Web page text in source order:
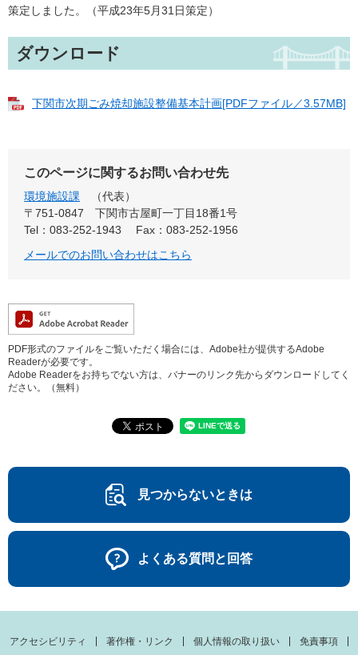
策定しました。（平成23年5月31日策定）
ダウンロード
下関市次期ごみ焼却施設整備基本計画[PDFファイル／3.57MB]
このページに関するお問い合わせ先
環境施設課
代表
〒751-0847
下関市古屋町一丁目18番1号
Tel：083-252-1943
Fax：083-252-1956
メールでのお問い合わせはこちら
PDF形式のファイルをご覧いただく場合には、Adobe社が提供するAdobe
Readerが必要です。
Adobe Readerをお持ちでない方は、バナーのリンク先からダウンロードしてく
ださい。（無料）
見つからないときは
よくある質問と回答
アクセシビリティ 著作権・リンク 個人情報の取り扱い 免責事項